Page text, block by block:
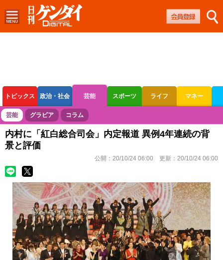
トピックス 政治・社会 芸能 スポーツ ライフ マネー
ボートレース 競輪 オートレース
芸能 グラビア コラム
内村に「紅白総合司会」内定報道 異例4年連続の背
景と評価
公開： 20/10/24 06:00 更新： 20/10/24 06:00